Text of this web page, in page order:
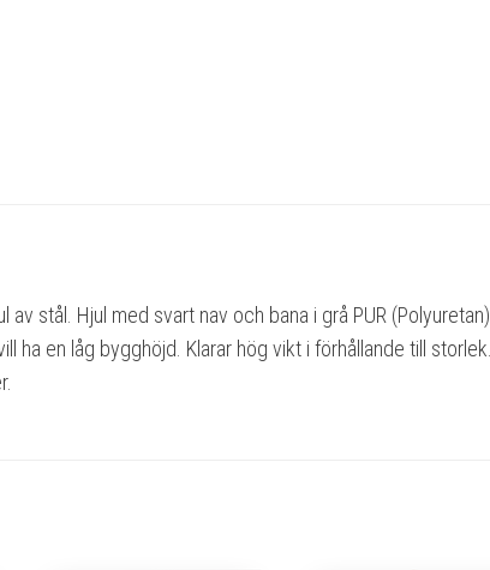
av stål. Hjul med svart nav och bana i grå PUR (Polyuretan).
ha en låg bygghöjd. Klarar hög vikt i förhållande till storlek.